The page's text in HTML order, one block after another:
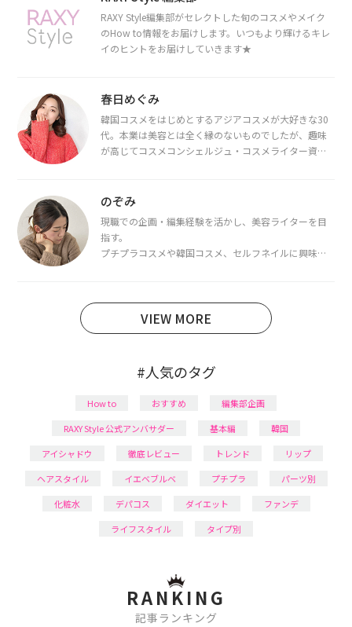
RAXY Style編集部がセレクトした旬のコスメやメイク
のHow to情報をお届けします。いつもより輝けるキレ
イのヒントをお届けしていきます★
春日めぐみ
韓国コスメをはじめとするアジアコスメが大好きな30
代。本業は美容とは全く縁のないものでしたが、趣味
が高じてコスメコンシェルジュ・コスメライター資格
断・骨格診断によるイメージコンサルティングも行っ
のぞみ
現職での企画・編集経験を活かし、美容ライターを目
指す。
プチプラコスメや韓国コスメ、セルフネイルに興味が
日本化粧品検定1級保有。
VIEW MORE
#人気のタグ
How to おすすめ
編集部企画
RAXY Style 公式アンバサダー
基本編
韓国
アイシャドウ
徹底レビュー トレンド
リップ
ヘアスタイル
イエベブルベ プチプラ
パーツ別
化粧水
デパコス ダイエット
ファンデ
ライフスタイル
タイプ別
RANKING
記事ランキング